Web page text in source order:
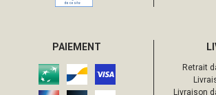
PAIEMENT
Retrait
Livraison